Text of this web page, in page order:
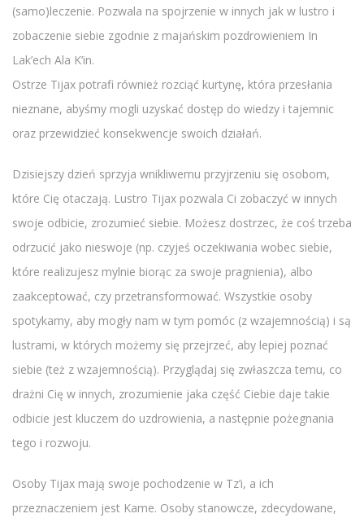
(samo)leczenie. Pozwala na spojrzenie w innych jak w lustro i
zobaczenie siebie zgodnie z majańskim pozdrowieniem In
Lak’ech Ala K’in.
Ostrze Tijax potrafi również rozciąć kurtynę, która przesłania
nieznane, abyśmy mogli uzyskać dostęp do wiedzy i tajemnic
oraz przewidzieć konsekwencje swoich działań.
Dzisiejszy dzień sprzyja wnikliwemu przyjrzeniu się osobom,
które Cię otaczają. Lustro Tijax pozwala Ci zobaczyć w innych
swoje odbicie, zrozumieć siebie. Możesz dostrzec, że coś trzeba
odrzucić jako nieswoje (np. czyjeś oczekiwania wobec siebie,
które realizujesz mylnie biorąc za swoje pragnienia), albo
zaakceptować, czy przetransformować. Wszystkie osoby
spotykamy, aby mogły nam w tym pomóc (z wzajemnością) i są
lustrami, w których możemy się przejrzeć, aby lepiej poznać
siebie (też z wzajemnością). Przyglądaj się zwłaszcza temu, co
drażni Cię w innych, zrozumienie jaka część Ciebie daje takie
odbicie jest kluczem do uzdrowienia, a następnie pożegnania
tego i rozwoju.
Osoby Tijax mają swoje pochodzenie w Tz’i, a ich
przeznaczeniem jest Kame. Osoby stanowcze, zdecydowane,